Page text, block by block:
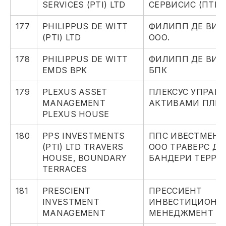
SERVICES (PTI) LTD СЕРВИСИС
177
PHILIPPUS DE WITT
(PTI) LTD
ФИЛИПП ДЕ
ООО.
178
PHILIPPUS DE WITT
EMDS BPK
ФИЛИПП ДЕ
БПК
179
PLEXUS ASSET
MANAGEMENT
PLEXUS HOUSE
ПЛЕКСУС
АКТИВАМИ
180
PPS INVESTMENTS
(PTI) LTD TRAVERS
HOUSE, BOUNDARY
TERRACES
ППС
ООО ТРАВЕРС
БАНДЕРИ
181
PRESCIENT
INVESTMENT
MANAGEMENT
ПРЕССИЕНТ
МЕНЕДЖМЕНТ